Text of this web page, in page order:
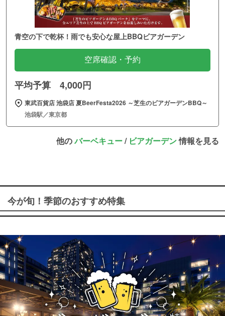
青空の下で乾杯！雨でも安心な屋上BBQビアガーデン
空席確認・予約
平均予算 4,000円
東武百貨店 池袋店 夏BeerFesta2026 ～芝生のビアガーデンBBQ～
池袋駅／東京都
他のバーベキュー/ ビアガーデン情報を見る
今が旬！季節のおすすめ特集